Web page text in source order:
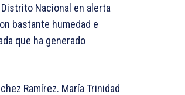
Nacional en alerta
bastante humedad e
que ha generado
Ramírez. María Trinidad